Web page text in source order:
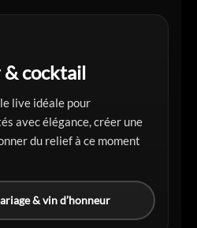
& cocktail
live idéale pour
avec élégance, créer une
du relief à ce moment
& vin d’honneur